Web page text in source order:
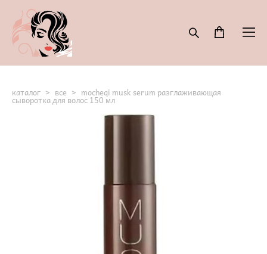
каталог > все > mocheqi musk serum разглаживающая
сыворотка для волос 150 мл